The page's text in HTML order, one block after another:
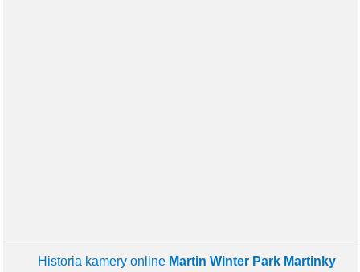
Historia kamery online Martin Winter Park Martinky